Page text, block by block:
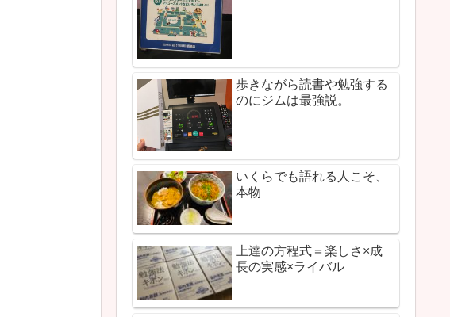
歩きながら読書や勉強する
のにジムは最強説。
いくらでも語れる人こそ、
本物
上達の方程式＝楽しさ×成
長の実感×ライバル